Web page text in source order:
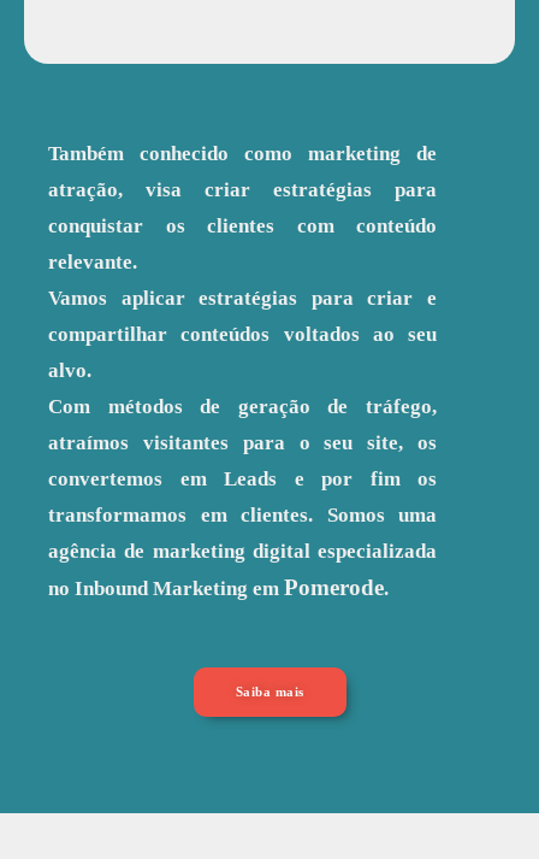
Também conhecido como marketing de
atração, visa criar estratégias para
conquistar os clientes com conteúdo
relevante.
Vamos aplicar estratégias para criar e
compartilhar conteúdos voltados ao seu
alvo.
Com métodos de geração de tráfego,
atraímos visitantes para o seu site, os
convertemos em Leads e por fim os
transformamos em clientes. Somos uma
agência de marketing digital especializada
no Inbound Marketing em Pomerode.
Saiba mais